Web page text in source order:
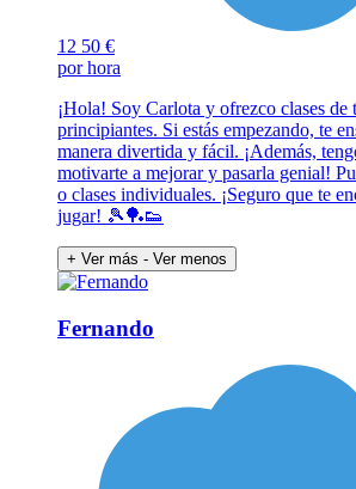
12 50 €
por hora
¡Hola! Soy Carlota y ofrezco clases de
principiantes. Si estás empezando, te
manera divertida y fácil. ¡Además,
motivarte a mejorar y pasarla genial!
o clases individuales. ¡Seguro que te
jugar! 🎾🏓👟
+ Ver más - Ver menos
Fernando